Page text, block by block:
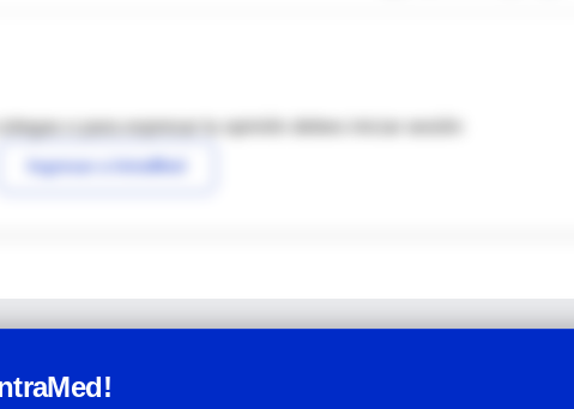
o para expresar tu opinión debes iniciar sesión
Ingresar a IntraMed